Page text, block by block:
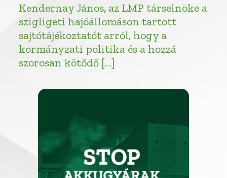
Kendernay János, az LMP társelnöke a
szigligeti hajóállomáson tartott
sajtótájékoztatót arról, hogy a
kormányzati politika és a hozzá
szorosan kötődő […]